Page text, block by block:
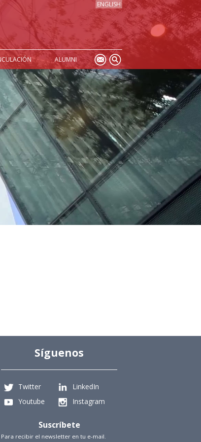
ENGLISH
ALUMNI
Síguenos
Twitter
LinkedIn
Youtube
Instagram
Suscríbete
Para recibir el newsletter en tu e-mail.